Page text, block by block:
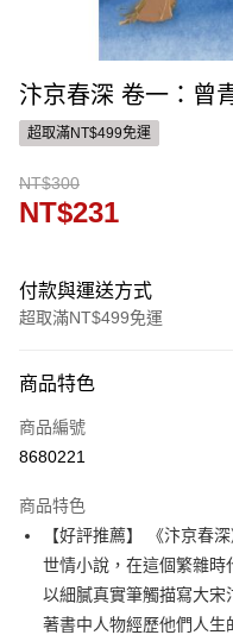
汴京春深 卷一：曾
超取滿NT$499免運
NT$300
NT$231
付款與運送方式
超取滿NT$499免運
信用卡一次付款
ATM付款
運送方式
付款後全家取貨
每筆NT$60，滿NT$499(含
付款後7-11取貨
商品特色
商品編號
8680221
商品特色
【好評推薦】 《汴京春
世情小說，在這個繁雜
以細膩真實筆觸描寫大
著書中人物經歷他們人生